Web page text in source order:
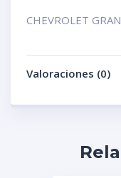
CHEVROLET
Valoraciones (0)